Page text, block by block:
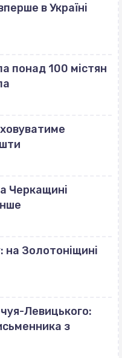
в Україні
понад 100 містян
Черкащині
на Золотоніщині
Левицького:
з